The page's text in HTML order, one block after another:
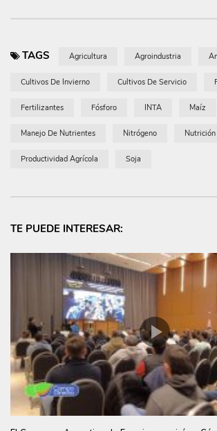
TAGS Agricultura Agroindustria
Cultivos De Invierno Cultivos De Servicio
Fertilizantes Fósforo INTA Maíz
Manejo De Nutrientes Nitrógeno
Productividad Agrícola Soja
TE PUEDE INTERESAR: